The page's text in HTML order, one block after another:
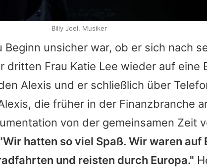
Beginn unsicher war, ob er sich nach
dritten Frau Katie Lee wieder auf eine
Alexis und er schließlich über
die früher in der Finanzbranche
von der gemeinsamen Zeit
hatten so viel Spaß. Wir waren auf
und reisten durch Europa."
Billy Joel, Musiker